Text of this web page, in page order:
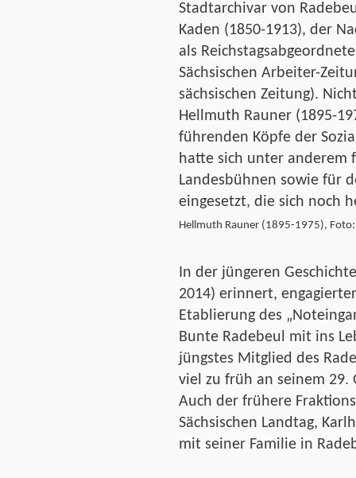
Stadtarchivar von
Kaden (1850-1913), der
als
Sächsischen Arbeiter-
sächsischen Zeitung).
Hellmuth Rauner (1895-
führenden Köpfe der
hatte sich unter anderem
Landesbühnen sowie für
eingesetzt, die sich noch
Hellmuth Rauner (1895-1975),
In der jüngeren
2014) erinnert,
Etablierung des
Bunte Radebeul mit ins
jüngstes Mitglied des
viel zu früh an seinem 29.
Auch der frühere
Sächsischen Landtag,
mit seiner Familie in